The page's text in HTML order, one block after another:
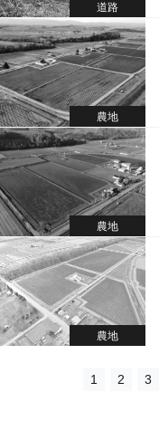
道路
農地
農地
農地
1 2 3
有機材種子吹付 完了写真